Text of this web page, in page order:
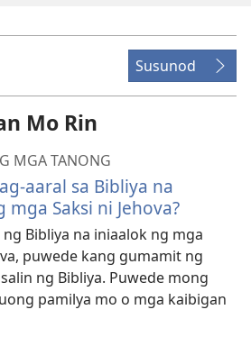
Susunod
Mo Rin
MGA TANONG
aaral sa Bibliya na
Saksi ni Jehova?
ng Bibliya na iniaalok ng mga
puwede kang gumamit ng
ng Bibliya. Puwede mong
pamilya mo o mga kaibigan